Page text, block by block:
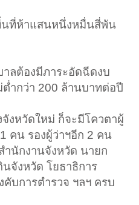
นที่ห้าแสนหนึ่งหมื่นสี่พัน
ลต้องมีภาระอัดฉีดงบ
ำกว่า 200 ล้านบาทต่อปี
งหวัดใหม่ ก็จะมีโควตาผู้
คน รองผู้ว่าฯอีก 2 คน
นักงานจังหวัด นายก
จังหวัด โยธาธิการ
บการตำรวจ ฯลฯ ครบ